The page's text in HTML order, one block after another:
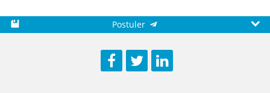
Postuler